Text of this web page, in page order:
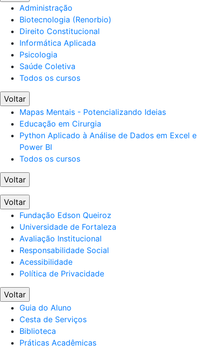
Administração
Biotecnologia (Renorbio)
Direito Constitucional
Informática Aplicada
Psicologia
Saúde Coletiva
Todos os cursos
Voltar
Mapas Mentais - Potencializando Ideias
Educação em Cirurgia
Python Aplicado à Análise de Dados em Excel e
Power BI
Todos os cursos
Voltar
Voltar
Fundação Edson Queiroz
Universidade de Fortaleza
Avaliação Institucional
Responsabilidade Social
Acessibilidade
Política de Privacidade
Voltar
Guia do Aluno
Cesta de Serviços
Biblioteca
Práticas Acadêmicas